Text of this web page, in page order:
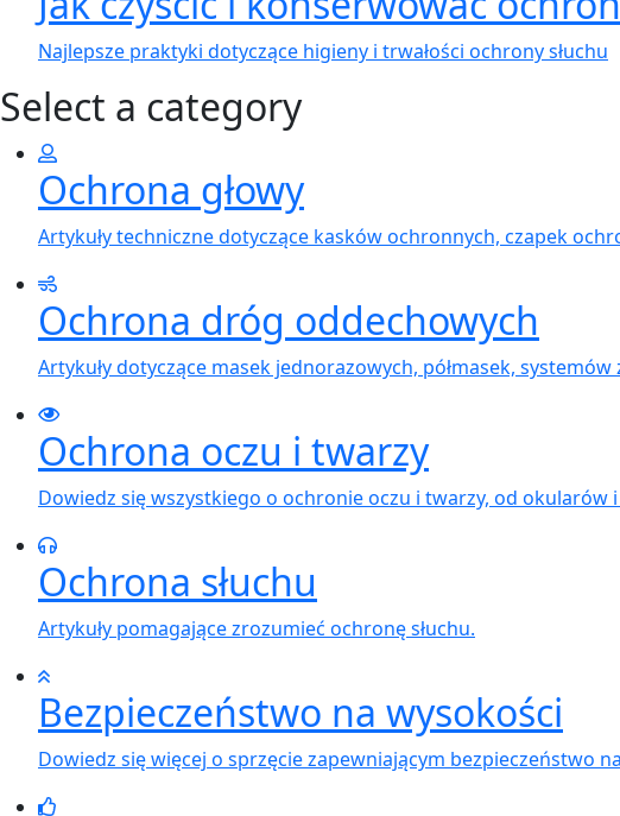
Najlepsze praktyki dotyczące higieny i trwałości ochrony słuchu
Select a category
Ochrona głowy
Artykuły techniczne dotyczące kasków ochronnych, czapek
Ochrona dróg oddechowych
Artykuły dotyczące masek jednorazowych, półmasek,
Ochrona oczu i twarzy
Dowiedz się wszystkiego o ochronie oczu i twarzy, od okularów
Ochrona słuchu
Artykuły pomagające zrozumieć ochronę słuchu.
Bezpieczeństwo na wysokości
Dowiedz się więcej o sprzęcie zapewniającym bezpieczeństwo